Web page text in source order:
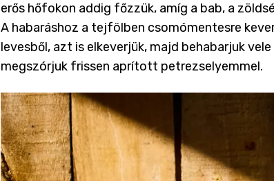
erős hőfokon addig főzzük, amíg a bab, a
A habaráshoz a tejfölben csomómentesre
levesből, azt is elkeverjük, majd behabarjuk
megszórjuk frissen aprított petrezselyemmel.